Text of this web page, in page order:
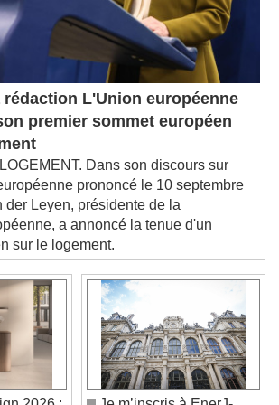
settings
, opens subtitles
dialog
Picture
window.
of dialog window. Escape will cancel
window.
Opacity
Opacity
Area Background
L'Union européenne
premier sommet européen
Dans son discours sur
prononcé le 10 septembre
der Leyen, présidente de la
a annoncé la tenue d'un
sur le logement.